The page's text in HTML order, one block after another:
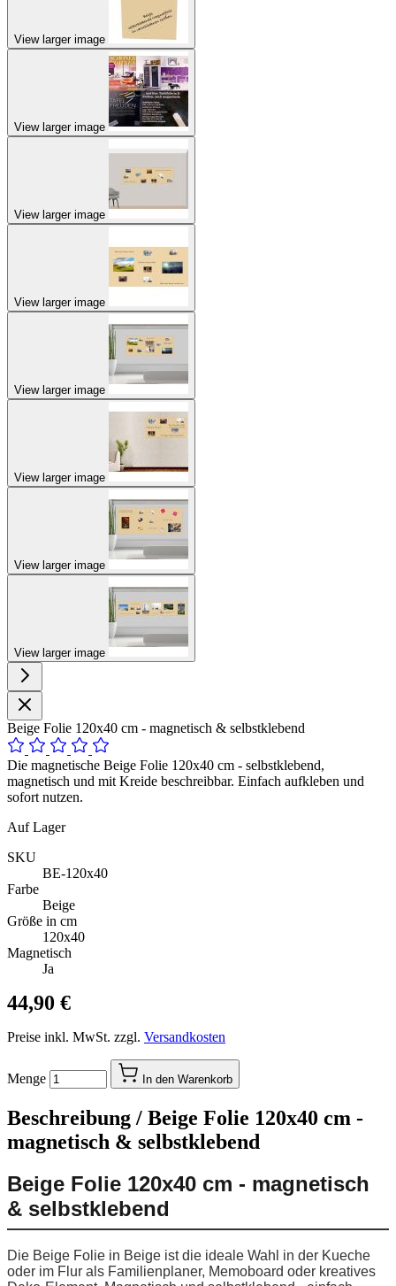
View larger image
View larger image
View larger image
View larger image
View larger image
View larger image
View larger image
View larger image
Beige Folie 120x40 cm - magnetisch & selbstklebend
Die magnetische Beige Folie 120x40 cm - selbstklebend,
magnetisch und mit Kreide beschreibbar. Einfach aufkleben und
sofort nutzen.
Auf Lager
SKU
BE-120x40
Farbe
Beige
Größe in cm
120x40
Magnetisch
Ja
44,90 €
Preise inkl. MwSt. zzgl. Versandkosten
Menge In den Warenkorb
Beschreibung / Beige Folie 120x40 cm -
magnetisch & selbstklebend
Beige Folie 120x40 cm - magnetisch
& selbstklebend
Die Beige Folie in Beige ist die ideale Wahl in der Kueche
oder im Flur als Familienplaner, Memoboard oder kreatives